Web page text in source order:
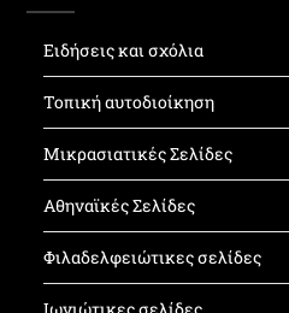
Ειδήσεις και σχόλια
Τοπική αυτοδιοίκηση
Μικρασιατικές Σελίδες
Αθηναϊκές Σελίδες
Φιλαδελφειώτικες σελίδες